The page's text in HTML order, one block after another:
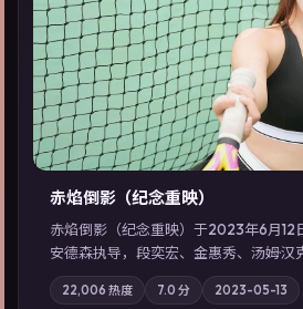
▶
赤焰倒影（纪念重映）
赤焰倒影（纪念重映）于2023年6月12
安德森执导，段奕宏、金惠秀、汤姆·
为叙事主轴，科技与人性的边界在实验
配乐强化地域气质；站内亦可通过「国
22,006 热度 7.0 分 2023-05-13